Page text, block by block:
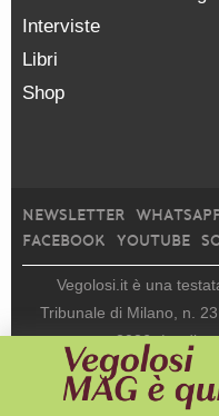
Interviste
Libri
Shop
NEWSLETTER
FACEBOOK
YOUTUBE
Vegolosi.it è una
Tribunale di Milano, n.
2026 | edito